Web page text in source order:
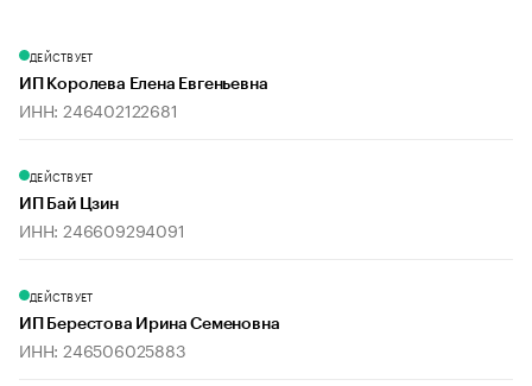
ДЕЙСТВУЕТ
ИП Королева Елена Евгеньевна
ИНН: 246402122681
ДЕЙСТВУЕТ
ИП Бай Цзин
ИНН: 246609294091
ДЕЙСТВУЕТ
ИП Берестова Ирина Семеновна
ИНН: 246506025883